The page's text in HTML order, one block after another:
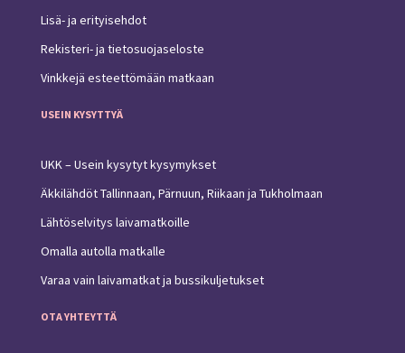
Lisä- ja erityisehdot
Rekisteri- ja tietosuojaseloste
Vinkkejä esteettömään matkaan
USEIN KYSYTTYÄ
UKK – Usein kysytyt kysymykset
Äkkilähdöt Tallinnaan, Pärnuun, Riikaan ja Tukholmaan
Lähtöselvitys laivamatkoille
Omalla autolla matkalle
Varaa vain laivamatkat ja bussikuljetukset
OTA YHTEYTTÄ